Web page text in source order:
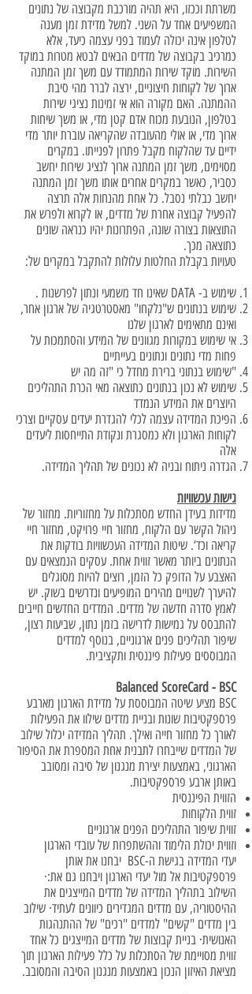
משרתת וככזו, היא תהיה מורכבת מקבוצה של נתונים
המשפיעים אחד על השני. למשל מדידת זמן מענה
לטלפון אינה יכולה לעמוד בפני עצמה כיעד, אלא
כמרכיב בקבוצה של מדדים הבאים לבטא מטרות במוקד
השירות. מוקד שירות המתמודד עם משך זמן המתנה
ארוך של לקוחות חיצוניים, ירצה לברר מהי סיבת
ההמתנה. האם מקורה הוא אי זמינות נציגי שירות
בטלפון, הנובעת מכוח אדם קטן מדי, או משך שיחות
ארוך מדי, או אולי מהעובדה שהקריאה עוברת יותר מדי
ידיים עד שהלקוח מקבל פתרון לפנייתו. במקרים
מסוימים, משך זמן המתנה ארוך לנציג שירות יחשב
כסביר, כאשר במקרים אחרים אותו משך זמן המתנה
יחשב כבלתי נסבל. כל אחת מהנחות אלה תרצה
להפעיל קבוצה אחרת של מדדים, או לקרוא ולפרש את
התוצאות בצורה שונה, הפתרונות יהיו כנראה שונים
כתוצאה מכך.
טעויות בקבלת החלטות עלולות להתקבל במקרים של:
שימוש ב- DATA שאינו חד משמעי ונתון לפרשנות .
שימוש בנתונים ש"נלקחו" מאסטרטגיה של ארגון אחר,
ואינם מתאימים לארגון שלנו
אי שימוש במקורות מגוונים של המידע והסתמכות על
פחות מדי נתונים ונתונים בעייתיים
"שימוש בנתוני ברירת מחדל כי "זה מה יש
שימוש לא נכון בנתונים כתוצאה מאי הכרת התהליכים
היוצרים את המידע הנמדד
הפיכת המדידה עצמה לכלי להגדרת יעדים עסקיים וצרכי
לקוחות הארגון ולא כמסגרת ונקודת התייחסות ליעדים
אלה
הגדרה ניתוח ובניה לא נכונים של תהליך המדידה.
גישות עכשוויות
מדידות בעידן החדש מסתכלות על מחזוריות. מחזור של
ניהול הקשר עם הלקוח, מחזור חיי פרויקט, מחזור חיי
קריאה וכד‘. שיטות המדידה העכשוויות בודקות את
הנתונים ביותר מאשר זווית אחת. עסקים הנמצאים עם
האצבע על הדופק כל הזמן, רוצים להיות מסוגלים
להיערך לשנויים מהירים המופיעים ונדרשים בשוק. יש
לאמץ סדרה חדשה של מדדים. המדדים החדשים חייבים
להתבסס על גמישות לדרישה בזמן נתון, שביעות רצון,
שיפור תהליכים פנים ארגוניים, בנוסף למדדים
המבוססים פעילות פיננסית ותקציבית.
Balanced ScoreCard - BSC
BSC מציע שיטה המבוססת על מדידת הארגון מארבע
פרספקטיבות שונות ובניית מדדים שילוו את הפעילות
לאורך כל מחזור חייה ואילך. תהליך המדידה יכלול שילוב
של המדדים שייבחרו לתבנית אחת המספרת את הסיפור
הארגוני, באמצעות יצירת מנגנון של סיבה ומסובב
באותן ארבע פרספקטיבות.
הזווית הפיננסית
זווית הלקוחות
זווית שיפור התהליכים הפנים ארגוניים
וזווית יכולת הלימוד וההשתפרות של עובדי הארגון
יעדי המדידה בגישת ה-BSC יבחנו את אותן
פרספקטיבות אל מול יעדי הארגון ויבחנו גם את:·
השילוב בתהליך המדידה של מדדים המייצגים את
ההיסטוריה, עם מדדים המגדירים כיוונים לעתיד· שילוב
בין מדדים "קשים" למדדים "רכים" של ההתנהגות
האנושית· בניית קבוצות של מדדים המייצגים כל אחד
זווית מסויימת של הסתכלות על כלל פעילות הארגון תוך
מציאת האיזון הנכון באמצעות מנגנון הסיבה והמסובב.